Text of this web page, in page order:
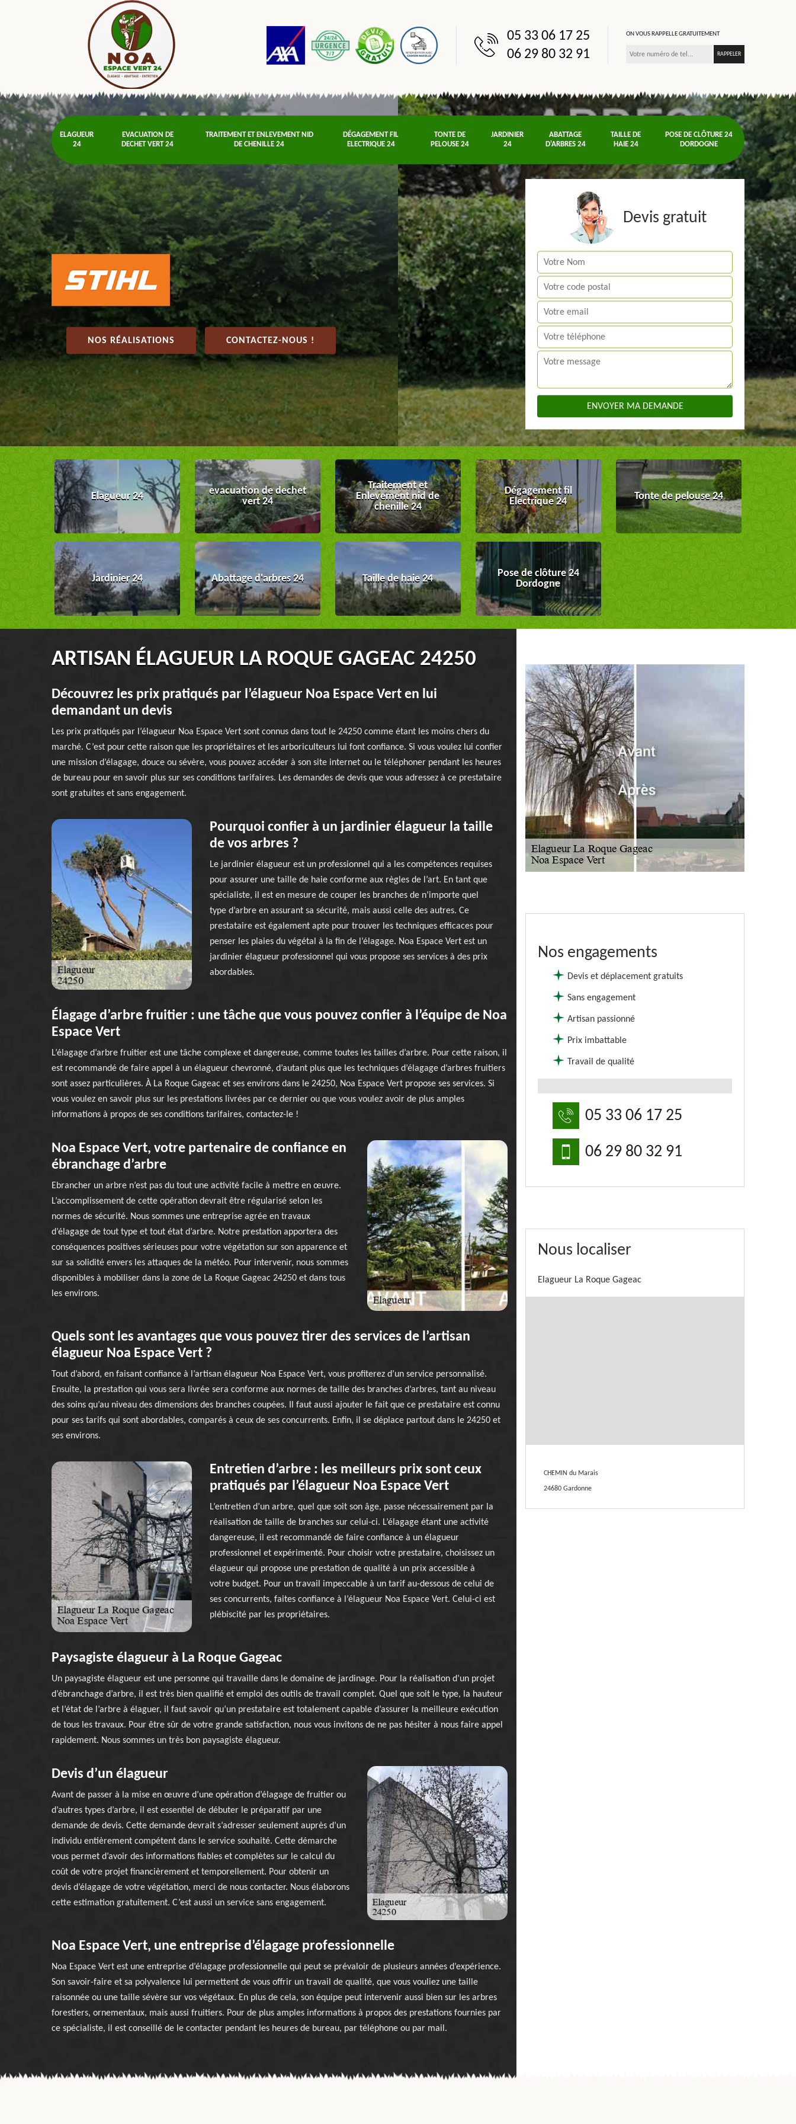
05 33 06 17 25
06 29 80 32 91
ON VOUS RAPPELLE GRATUITEMENT
ELAGUEUR
24
EVACUATION DE
DECHET VERT 24
TRAITEMENT ET ENLEVEMENT NID
DE CHENILLE 24
DÉGAGEMENT FIL
ELECTRIQUE 24
TONTE DE
PELOUSE 24
JARDINIER
24
ABATTAGE
D'ARBRES 24
TAILLE DE
HAIE 24
POSE DE CLÔTURE 24
DORDOGNE
NOS RÉALISATIONS CONTACTEZ-NOUS !
Devis gratuit
Elagueur 24
evacuation de dechet
vert 24
Traitement et
Enlevement nid de
chenille 24
Dégagement fil
Electrique 24
Tonte de pelouse 24
Jardinier 24 Abattage d'arbres 24 Taille de haie 24
Pose de clôture 24
Dordogne
ARTISAN ÉLAGUEUR LA ROQUE GAGEAC 24250
Découvrez les prix pratiqués par l’élagueur Noa Espace Vert en lui
demandant un devis
Les prix pratiqués par l’élagueur Noa Espace Vert sont connus dans tout le 24250 comme étant les moins chers du
marché. C’est pour cette raison que les propriétaires et les arboriculteurs lui font confiance. Si vous voulez lui confier
une mission d’élagage, douce ou sévère, vous pouvez accéder à son site internet ou le téléphoner pendant les heures
de bureau pour en savoir plus sur ses conditions tarifaires. Les demandes de devis que vous adressez à ce prestataire
sont gratuites et sans engagement.
Pourquoi confier à un jardinier élagueur la taille
de vos arbres ?
Le jardinier élagueur est un professionnel qui a les compétences requises
pour assurer une taille de haie conforme aux règles de l’art. En tant que
spécialiste, il est en mesure de couper les branches de n’importe quel
type d’arbre en assurant sa sécurité, mais aussi celle des autres. Ce
prestataire est également apte pour trouver les techniques efficaces pour
penser les plaies du végétal à la fin de l’élagage. Noa Espace Vert est un
jardinier élagueur professionnel qui vous propose ses services à des prix
abordables.
Élagage d’arbre fruitier : une tâche que vous pouvez confier à l’équipe de Noa
Espace Vert
L’élagage d’arbre fruitier est une tâche complexe et dangereuse, comme toutes les tailles d’arbre. Pour cette raison, il
est recommandé de faire appel à un élagueur chevronné, d’autant plus que les techniques d’élagage d’arbres fruitiers
sont assez particulières. À La Roque Gageac et ses environs dans le 24250, Noa Espace Vert propose ses services. Si
vous voulez en savoir plus sur les prestations livrées par ce dernier ou que vous voulez avoir de plus amples
informations à propos de ses conditions tarifaires, contactez-le !
Noa Espace Vert, votre partenaire de confiance en
ébranchage d’arbre
Ebrancher un arbre n’est pas du tout une activité facile à mettre en œuvre.
L’accomplissement de cette opération devrait être régularisé selon les
normes de sécurité. Nous sommes une entreprise agrée en travaux
d’élagage de tout type et tout état d’arbre. Notre prestation apportera des
conséquences positives sérieuses pour votre végétation sur son apparence et
sur sa solidité envers les attaques de la météo. Pour intervenir, nous sommes
disponibles à mobiliser dans la zone de La Roque Gageac 24250 et dans tous
les environs.
Quels sont les avantages que vous pouvez tirer des services de l’artisan
élagueur Noa Espace Vert ?
Tout d’abord, en faisant confiance à l’artisan élagueur Noa Espace Vert, vous profiterez d’un service personnalisé.
Ensuite, la prestation qui vous sera livrée sera conforme aux normes de taille des branches d’arbres, tant au niveau
des soins qu’au niveau des dimensions des branches coupées. Il faut aussi ajouter le fait que ce prestataire est connu
pour ses tarifs qui sont abordables, comparés à ceux de ses concurrents. Enfin, il se déplace partout dans le 24250 et
ses environs.
Entretien d’arbre : les meilleurs prix sont ceux
pratiqués par l’élagueur Noa Espace Vert
L’entretien d’un arbre, quel que soit son âge, passe nécessairement par la
réalisation de taille de branches sur celui-ci. L’élagage étant une activité
dangereuse, il est recommandé de faire confiance à un élagueur
professionnel et expérimenté. Pour choisir votre prestataire, choisissez un
élagueur qui propose une prestation de qualité à un prix accessible à
votre budget. Pour un travail impeccable à un tarif au-dessous de celui de
ses concurrents, faites confiance à l’élagueur Noa Espace Vert. Celui-ci est
plébiscité par les propriétaires.
Paysagiste élagueur à La Roque Gageac
Un paysagiste élagueur est une personne qui travaille dans le domaine de jardinage. Pour la réalisation d’un projet
d’ébranchage d’arbre, il est très bien qualifié et emploi des outils de travail complet. Quel que soit le type, la hauteur
et l’état de l’arbre à élaguer, il faut savoir qu’un prestataire est totalement capable d’assurer la meilleure exécution
de tous les travaux. Pour être sûr de votre grande satisfaction, nous vous invitons de ne pas hésiter à nous faire appel
rapidement. Nous sommes un très bon paysagiste élagueur.
Devis d’un élagueur
Avant de passer à la mise en œuvre d’une opération d’élagage de fruitier ou
d’autres types d’arbre, il est essentiel de débuter le préparatif par une
demande de devis. Cette demande devrait s’adresser seulement auprès d’un
individu entièrement compétent dans le service souhaité. Cette démarche
vous permet d’avoir des informations fiables et complètes sur le calcul du
coût de votre projet financièrement et temporellement. Pour obtenir un
devis d’élagage de votre végétation, merci de nous contacter. Nous élaborons
cette estimation gratuitement. C’est aussi un service sans engagement.
Noa Espace Vert, une entreprise d’élagage professionnelle
Noa Espace Vert est une entreprise d’élagage professionnelle qui peut se prévaloir de plusieurs années d’expérience.
Son savoir-faire et sa polyvalence lui permettent de vous offrir un travail de qualité, que vous vouliez une taille
raisonnée ou une taille sévère sur vos végétaux. En plus de cela, son équipe peut intervenir aussi bien sur les arbres
forestiers, ornementaux, mais aussi fruitiers. Pour de plus amples informations à propos des prestations fournies par
ce spécialiste, il est conseillé de le contacter pendant les heures de bureau, par téléphone ou par mail.
Nos engagements
Devis et déplacement gratuits
Sans engagement
Artisan passionné
Prix imbattable
Travail de qualité
05 33 06 17 25
06 29 80 32 91
Nous localiser
Elagueur La Roque Gageac
CHEMIN du Marais
24680 Gardonne